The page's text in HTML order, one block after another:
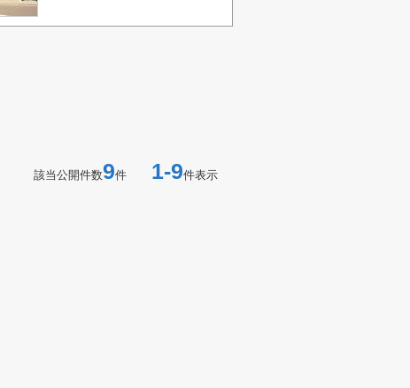
該当公開件数9件 1-9件表示